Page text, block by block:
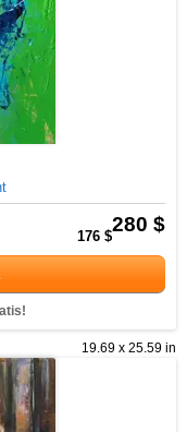
280 $
176 $
19.69 x 25.59 in